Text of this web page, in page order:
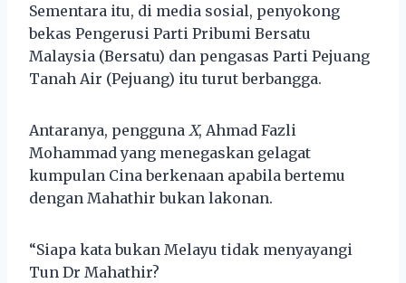
Sementara itu, di media sosial, penyokong
bekas Pengerusi Parti Pribumi Bersatu
Malaysia (Bersatu) dan pengasas Parti Pejuang
Tanah Air (Pejuang) itu turut berbangga.
Antaranya, pengguna X, Ahmad Fazli
Mohammad yang menegaskan gelagat
kumpulan Cina berkenaan apabila bertemu
dengan Mahathir bukan lakonan.
“Siapa kata bukan Melayu tidak menyayangi
Tun Dr Mahathir?